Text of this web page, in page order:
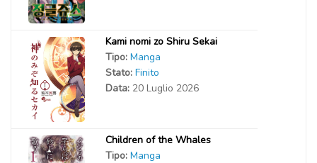
Kami nomi zo Shiru Sekai
Tipo: Manga
Stato: Finito
Data: 20 Luglio 2026
Children of the Whales
Tipo: Manga